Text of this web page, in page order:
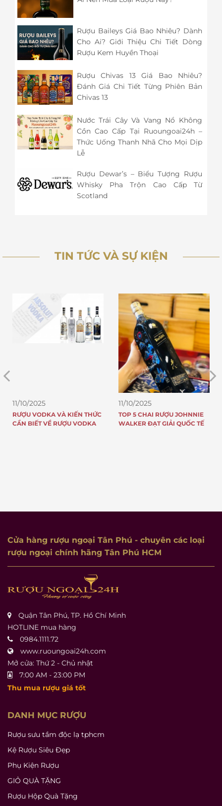
Rượu Baileys Giá Bao Nhiêu? Dành
Cho Ai? Giới Thiệu Chi Tiết Dòng
Rượu Kem Huyền Thoại
Rượu Chivas 13 Giá Bao Nhiêu?
Đánh Giá Chi Tiết Từng Phiên Bản
Chivas 13
Nước Trái Cây Và Vang Nổ Không
Cồn Cao Cấp Tại Ruoungoai24h –
Thức Uống Thanh Nhã Cho Mọi Dịp
Lễ
Rượu Dewar’s – Biểu Tượng Rượu
Whisky Pha Trộn Cao Cấp Từ
Scotland
TIN TỨC VÀ SỰ KIỆN
11/10/2025
RƯỢU VODKA VÀ KIẾN THỨC
CẦN BIẾT VỀ RƯỢU VODKA
11/10/2025
TOP 5 CHAI RƯỢU JOHNNIE
WALKER ĐẠT GIẢI QUỐC TẾ
Cửa hàng rượu ngoại Tân Phú - chuyên các loại
rượu ngoại chính hãng Tân Phú HCM
Quận Tân Phú, TP. Hồ Chí Minh
HOTLINE mua hàng
0984.1111.72
www.ruoungoai24h.com
Mở cửa: Thứ 2 - Chủ nhật
7:00 AM - 23:00 PM
Thu mua rượu giá tốt
DANH MỤC RƯỢU
Rượu sưu tầm độc lạ tphcm
Kệ Rượu Siêu Đẹp
Phụ Kiện Rượu
GIỎ QUÀ TẶNG
Rượu Hộp Quà Tặng